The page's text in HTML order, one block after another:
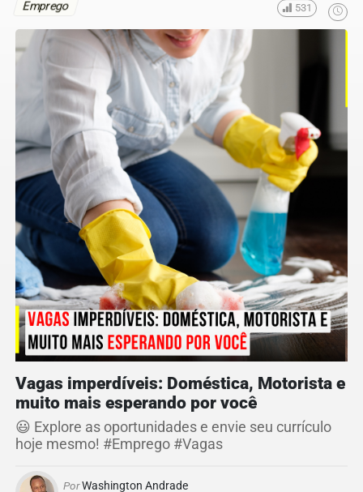
Emprego 531
Vagas imperdíveis: Doméstica, Motorista e
muito mais esperando por você
😃 Explore as oportunidades e envie seu currículo
hoje mesmo! #Emprego #Vagas
PorWashington Andrade